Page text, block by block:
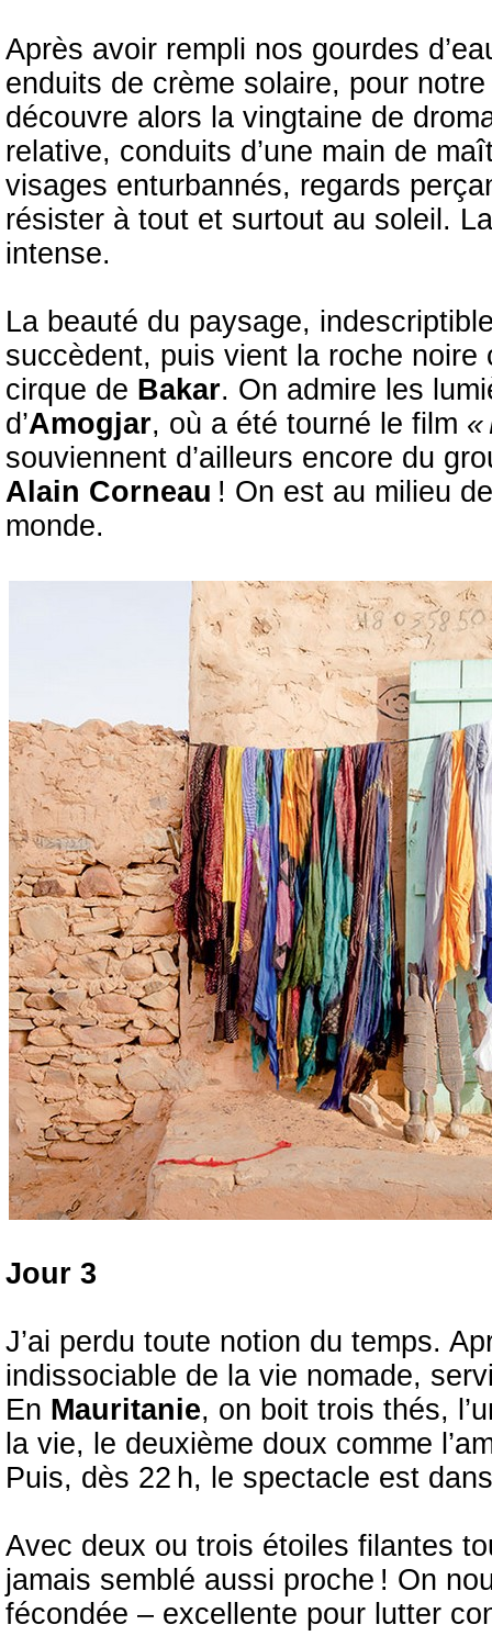
Après avoir rempli nos gourdes
enduits de crème solaire, pour
découvre alors la vingtaine de
relative, conduits d’une main de
visages enturbannés, regards
résister à tout et surtout au soleil.
intense.
La beauté du paysage,
succèdent, puis vient la roche noire
cirque de Bakar. On admire les
d’Amogjar, où a été tourné le film «
souviennent d’ailleurs encore du
Alain Corneau ! On est au milieu
monde.
Jour 3
J’ai perdu toute notion du temps.
indissociable de la vie nomade,
En Mauritanie, on boit trois thés,
la vie, le deuxième doux comme
Puis, dès 22 h, le spectacle est
Avec deux ou trois étoiles filantes
jamais semblé aussi proche ! On
fécondée – excellente pour lutter